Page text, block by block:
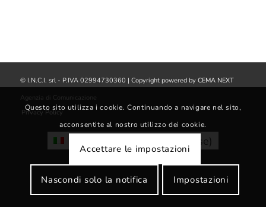
© I.N.C.I. srl - P.IVA 02994730360 | Copyright powered by CEMA NEXT
Agenzia di Comunicazione
Privacy Policy
Questo sito utilizza i cookie. Continuando a navigare nel sito,
acconsentite al nostro utilizzo dei cookie.
Accettare le impostazioni
Nascondi solo la notifica Impostazioni
Inglese)